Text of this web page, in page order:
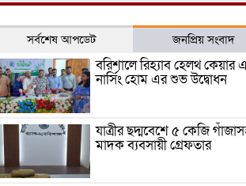
সর্বশেষ আপডেট জনপ্রিয় সংবাদ
বরিশালে রিহ্যাব হেলথ কেয়ার
নার্সিং হোম এর শুভ উদ্বোধন
যাত্রীর ছদ্মবেশে ৫ কেজি
মাদক ব্যবসায়ী গ্রেফতার